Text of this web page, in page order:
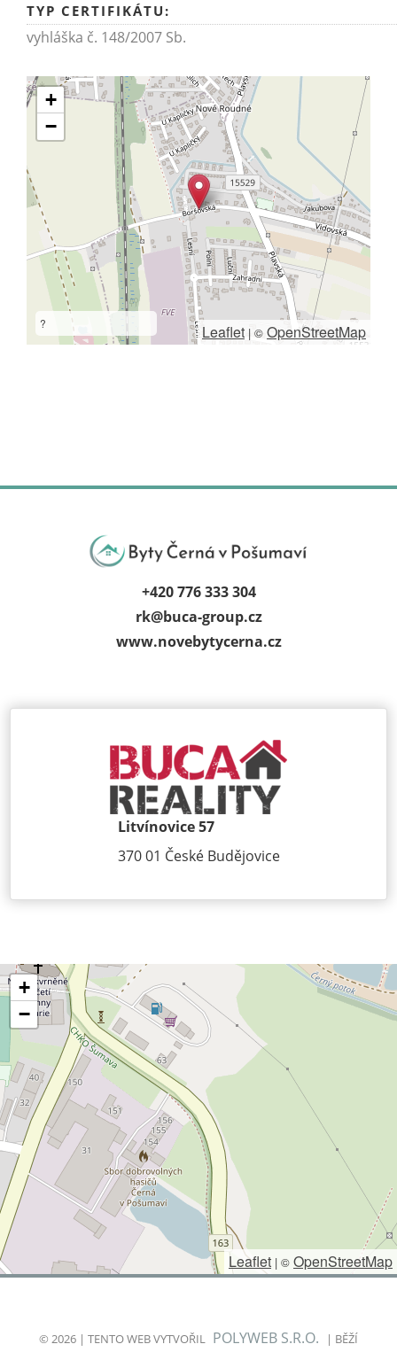
TYP CERTIFIKÁTU:
vyhláška č. 148/2007 Sb.
+
−
? Leaflet | © OpenStreetMap
+420 776 333 304
rk@buca-group.cz
www.novebytycerna.cz
Litvínovice 57
370 01 České Budějovice
+
−
Leaflet | © OpenStreetMap
© 2026 | TENTO WEB VYTVOŘIL POLYWEB S.R.O. | BĚŽÍ